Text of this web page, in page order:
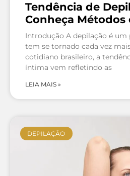
Tendência de
Conheça Métodos
Introdução A depilação é
tem se tornado cada vez
cotidiano brasileiro, a
íntima vem refletindo as
LEIA MAIS »
DEPILAÇÃO